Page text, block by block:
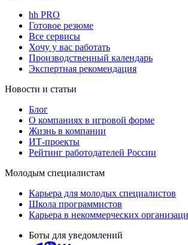
hh PRO
Готовое резюме
Все сервисы
Хочу у вас работать
Производственный календарь
Экспертная рекомендация
Новости и статьи
Блог
О компаниях в игровой форме
Жизнь в компании
ИТ-проекты
Рейтинг работодателей России
Молодым специалистам
Карьера для молодых специалистов
Школа программистов
Карьера в некоммерческих
Боты для уведомлений